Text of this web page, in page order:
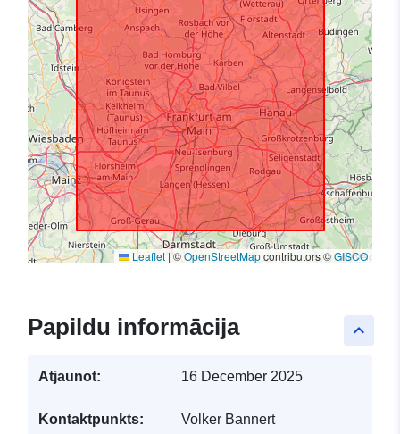
Leaflet |©OpenStreetMapcontributors ©GISCO
keyboard_arrow_up
Papildu informācija
Atjaunot: 16 December 2025
Kontaktpunkts: Volker Bannert